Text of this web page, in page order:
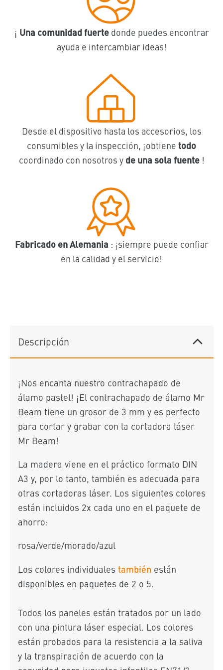
¡ Una comunidad fuertedonde puedes encontrar
ayuda e intercambiar ideas!
Desde el dispositivo hasta los accesorios, los
consumibles y la inspección, ¡obtiene todo
coordinado con nosotros y de una sola fuente!
Fabricado en Alemania : ¡siempre puede confiar
en la calidad y el servicio!
Descripción
¡Nos encanta nuestro contrachapado de
álamo pastel! ¡El contrachapado de álamo Mr
Beam tiene un grosor de 3 mm y es perfecto
para cortar y grabar con la cortadora láser
Mr Beam!
La madera viene en el práctico formato DIN
A3 y, por lo tanto, también es adecuada para
otras cortadoras láser. Los siguientes colores
están incluidos 2x cada uno en el paquete de
ahorro:
rosa/verde/morado/azul
Los colores individuales también están
disponibles en paquetes de 2 o 5.
Todos los paneles están tratados por un lado
con una pintura láser especial. Los colores
están probados para la resistencia a la saliva
y la transpiración de acuerdo con la